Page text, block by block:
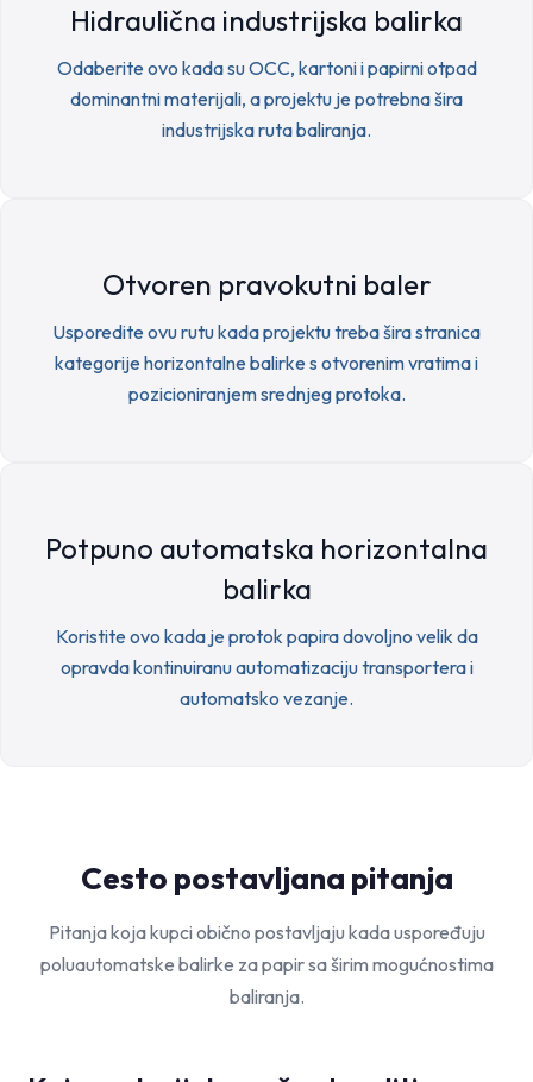
Hidraulična industrijska balirka
Odaberite ovo kada su OCC, kartoni i papirni otpad
dominantni materijali, a projektu je potrebna šira
industrijska ruta baliranja.
Otvoren pravokutni baler
Usporedite ovu rutu kada projektu treba šira stranica
kategorije horizontalne balirke s otvorenim vratima i
pozicioniranjem srednjeg protoka.
Potpuno automatska horizontalna
balirka
Koristite ovo kada je protok papira dovoljno velik da
opravda kontinuiranu automatizaciju transportera i
automatsko vezanje.
Cesto postavljana pitanja
Pitanja koja kupci obično postavljaju kada uspoređuju
poluautomatske balirke za papir sa širim mogućnostima
baliranja.